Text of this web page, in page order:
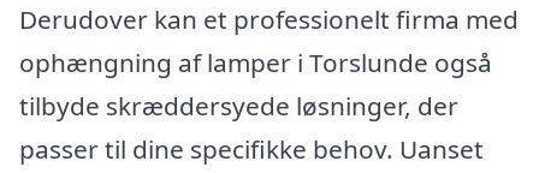
Derudover kan et professionelt firma med
ophængning af lamper i Torslunde også
tilbyde skræddersyede løsninger, der
passer til dine specifikke behov. Uanset